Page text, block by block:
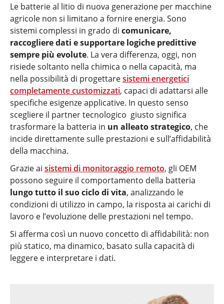
Le batterie al litio di nuova generazione per macchine
agricole non si limitano a fornire energia. Sono
sistemi complessi in grado di comunicare,
raccogliere dati e supportare logiche predittive
sempre più evolute. La vera differenza, oggi, non
risiede soltanto nella chimica o nella capacità, ma
nella possibilità di progettaresistemi energetici
completamente customizzati, capaci di adattarsi alle
specifiche esigenze applicative. In questo senso
scegliere il partner tecnologico giusto significa
trasformare la batteria in un alleato strategico, che
incide direttamente sulle prestazioni e sull’affidabilità
della macchina.
Grazie ai sistemi di monitoraggio remoto, gli OEM
possono seguire il comportamento della batteria
lungo tutto il suo ciclo di vita, analizzando le
condizioni di utilizzo in campo, la risposta ai carichi di
lavoro e l’evoluzione delle prestazioni nel tempo.
Si afferma così un nuovo concetto di affidabilità: non
più statico, ma dinamico, basato sulla capacità di
leggere e interpretare i dati.